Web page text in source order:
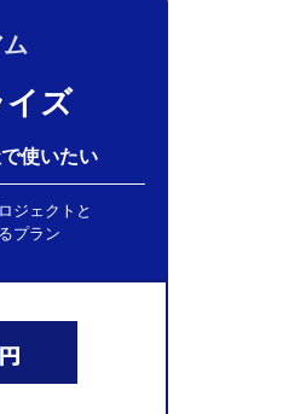
イズ
使いたい
ジェクトと
プラン